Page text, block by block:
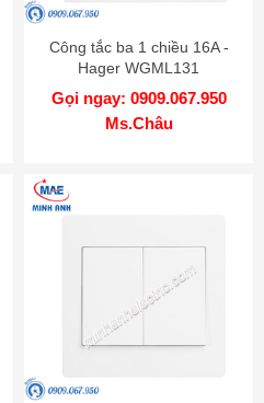
Công tắc ba 1 chiều 16A -
Hager WGML131
Gọi ngay: 0909.067.950
Ms.Châu